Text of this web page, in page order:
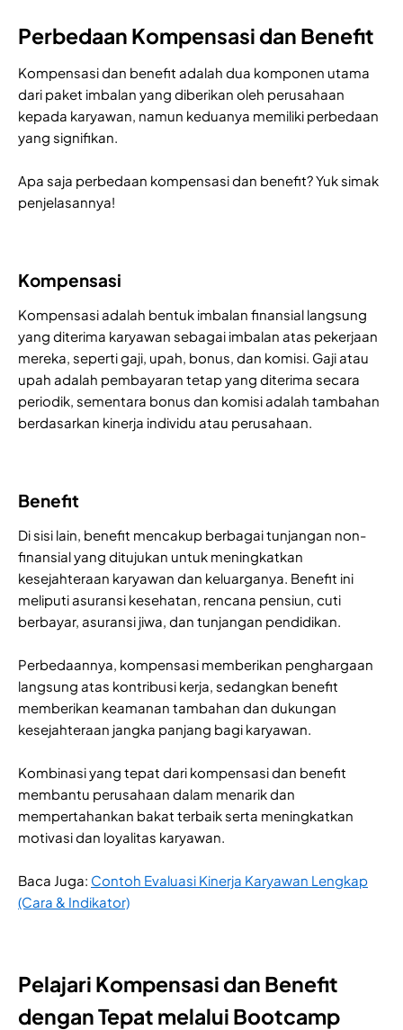
Perbedaan Kompensasi dan Benefit
Kompensasi dan benefit adalah dua komponen utama
dari paket imbalan yang diberikan oleh perusahaan
kepada karyawan, namun keduanya memiliki perbedaan
yang signifikan.
Apa saja perbedaan kompensasi dan benefit? Yuk simak
penjelasannya!
Kompensasi
Kompensasi adalah bentuk imbalan finansial langsung
yang diterima karyawan sebagai imbalan atas pekerjaan
mereka, seperti gaji, upah, bonus, dan komisi. Gaji atau
upah adalah pembayaran tetap yang diterima secara
periodik, sementara bonus dan komisi adalah tambahan
berdasarkan kinerja individu atau perusahaan.
Benefit
Di sisi lain, benefit mencakup berbagai tunjangan non-
finansial yang ditujukan untuk meningkatkan
kesejahteraan karyawan dan keluarganya. Benefit ini
meliputi asuransi kesehatan, rencana pensiun, cuti
berbayar, asuransi jiwa, dan tunjangan pendidikan.
Perbedaannya, kompensasi memberikan penghargaan
langsung atas kontribusi kerja, sedangkan benefit
memberikan keamanan tambahan dan dukungan
kesejahteraan jangka panjang bagi karyawan.
Kombinasi yang tepat dari kompensasi dan benefit
membantu perusahaan dalam menarik dan
mempertahankan bakat terbaik serta meningkatkan
motivasi dan loyalitas karyawan.
Baca Juga: Contoh Evaluasi Kinerja Karyawan Lengkap
(Cara & Indikator)
Pelajari Kompensasi dan Benefit
dengan Tepat melalui Bootcamp